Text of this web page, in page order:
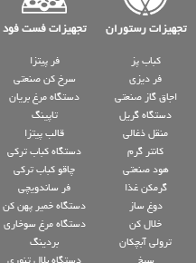
تجهیزات رستوران تجهیزات فست فود
کباب پز
فر دیزی
اجاق گاز صنعتی
دستگاه گریل
منقل ذغالی
کانتر گرم
هود صنعتی
گرمکن غذا
دوغ ساز
خلال کن
ترولی آبچکان
فر پیتزا
سرخ کن صنعتی
دستگاه مرغ بریان
تاپینگ
قالب پیتزا
دستگاه کباب ترکی
چاقو کباب ترکی
فر ساندویچی
دستگاه خمیر پهن کن
دستگاه مرغ سوخاری
بردینگ